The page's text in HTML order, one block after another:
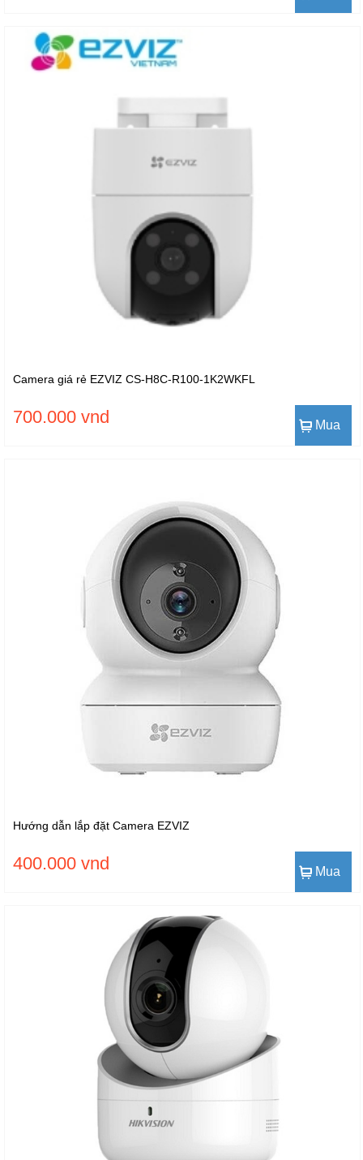
Camera giá rẻ EZVIZ CS-H8C-R100-1K2WKFL
700.000 vnd Mua
Hướng dẫn lắp đặt Camera EZVIZ
400.000 vnd Mua